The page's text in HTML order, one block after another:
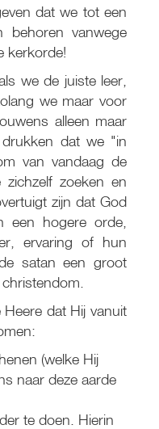
dat we tot een
behoren vanwege
kerkorde!
we de juiste leer,
we maar voor
alleen maar
dat we "in
van vandaag de
zoeken en
zijn dat God
een hogere orde,
ervaring of hun
satan een groot
dat Hij vanuit
(welke Hij
naar deze aarde
te doen. Hierin